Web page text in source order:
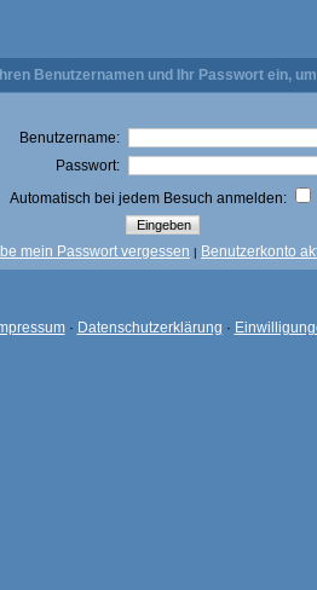
Benutzernamen und Ihr Passwort ein,
Benutzername:
Passwort:
Automatisch bei jedem Besuch anmelden:
mein Passwort vergessen | Benutzerkonto
· Datenschutzerklärung ·